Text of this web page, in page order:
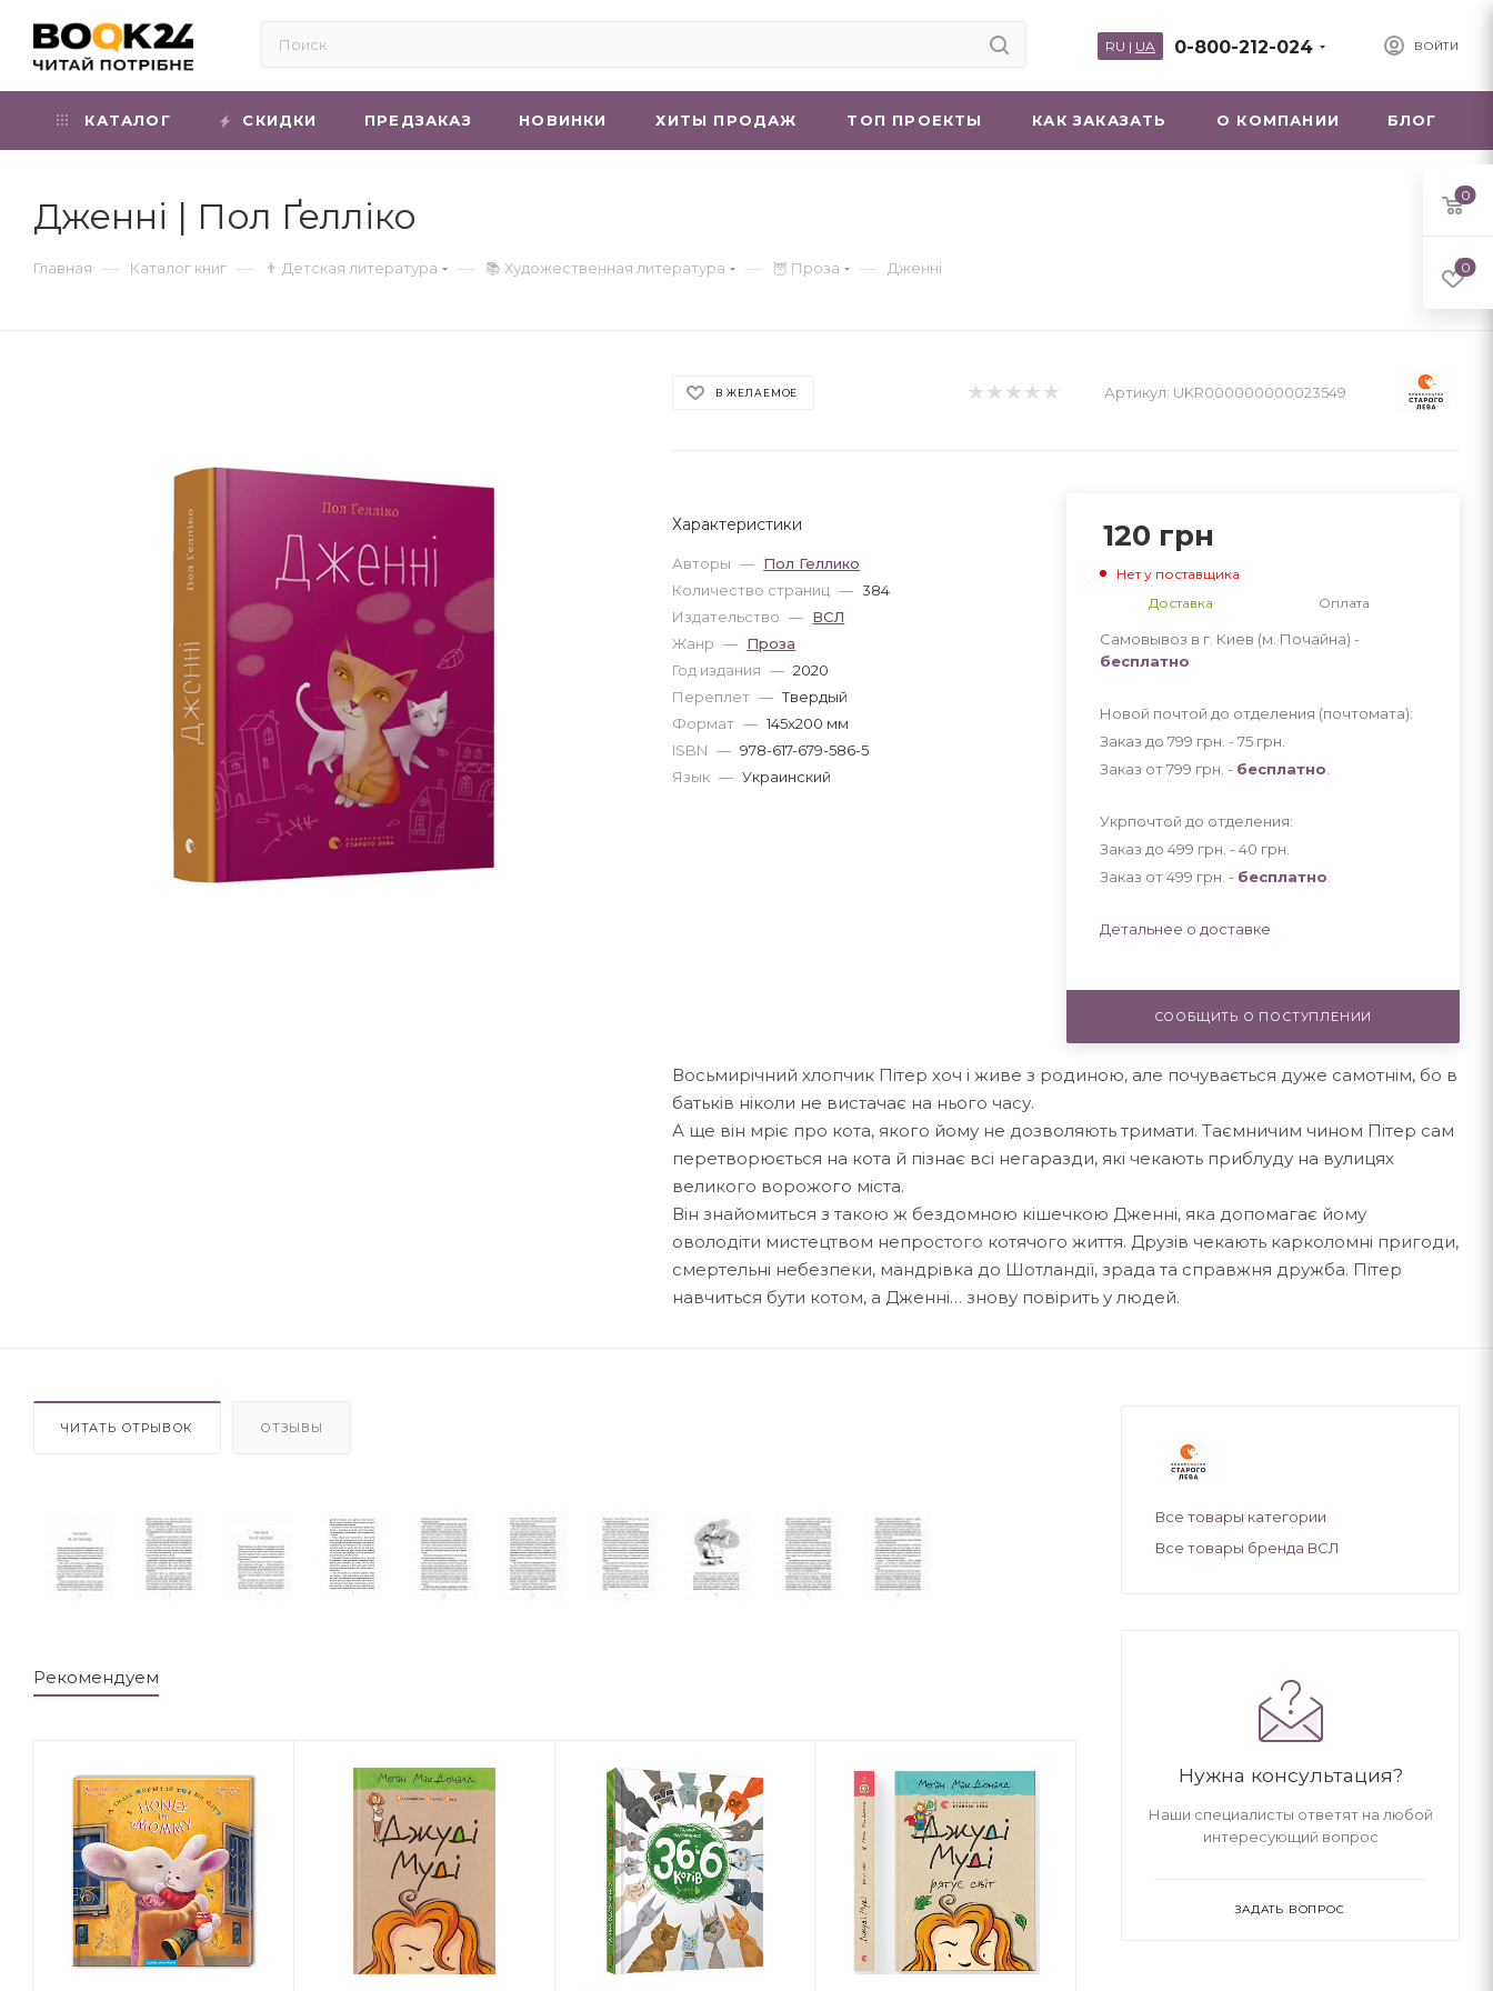
ВОЙТИ
0-800-212-024
RU | UA
КАТАЛОГ СКИДКИ ПРЕДЗАКАЗ НОВИНКИ ХИТЫ ПРОДАЖ ТОП ПРОЕКТЫ КАК ЗАКАЗАТЬ О КОМПАНИИ БЛОГ
Дженні | Пол Ґелліко
Главная — Каталог книг — 👨 Детская литература — 📚 Художественная литература — 🦉 Проза — Дженні
В ЖЕЛАЕМОЕ Артикул: UKR000000000023549
Характеристики
Авторы — Пол Геллико
Количество страниц — 384
Издательство — ВСЛ
Жанр — Проза
Год издания — 2020
Переплет — Твердый
Формат — 145x200 мм
ISBN — 978-617-679-586-5
Язык — Украинский
120 грн
Нет у поставщика
Доставка
Оплата
Самовывоз в г. Киев (м. Почайна) -
бесплатно
Новой почтой до отделения (почтомата):
Заказ до 799 грн. - 75 грн
Заказ от 799 грн. - бесплатно
Укрпочтой до отделения:
Заказ до 499 грн. - 40 грн
Заказ от 499 грн. - бесплатно
Детальнее о доставке
СООБЩИТЬ О ПОСТУПЛЕНИИ
Восьмирічний хлопчик Пітер хоч і живе з родиною, але почувається дуже самотнім, бо в
батьків ніколи не вистачає на нього часу.
А ще він мріє про кота, якого йому не дозволяють тримати. Таємничим чином Пітер сам
перетворюється на кота й пізнає всі негаразди, які чекають приблуду на вулицях
великого ворожого міста.
Він знайомиться з такою ж бездомною кішечкою Дженні, яка допомагає йому
оволодіти мистецтвом непростого котячого життя. Друзів чекають карколомні пригоди,
смертельні небезпеки, мандрівка до Шотландії, зрада та справжня дружба. Пітер
навчиться бути котом, а Дженні… знову повірить у людей.
ЧИТАТЬ ОТРЫВОК ОТЗЫВЫ
Рекомендуем
Все товары категории
Все товары бренда ВСЛ
Нужна консультация?
Наши специалисты ответят на любой
интересующий вопрос
ЗАДАТЬ ВОПРОС
0
0